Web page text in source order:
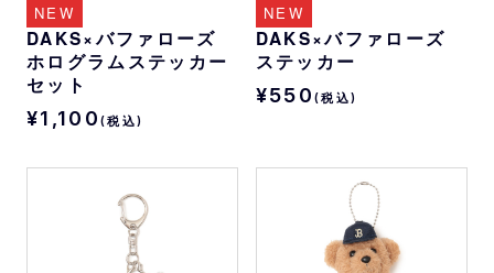
NEW
DAKS×バファローズ
ホログラムステッカー
セット
¥1,100 (税込)
NEW
DAKS×バファローズ
ステッカー
¥550(税込)